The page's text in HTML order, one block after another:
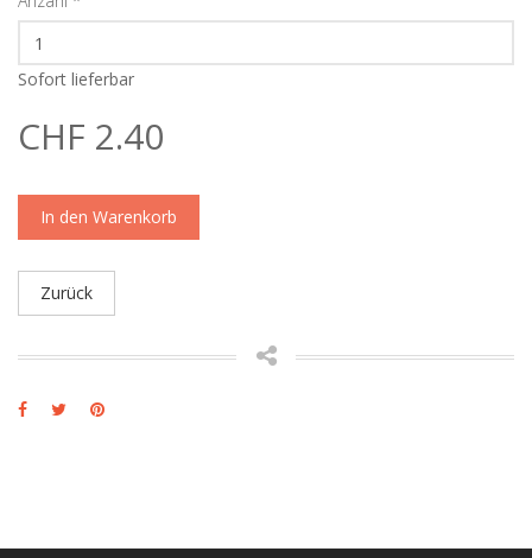
Sofort lieferbar
CHF 2.40
In den Warenkorb
Zurück